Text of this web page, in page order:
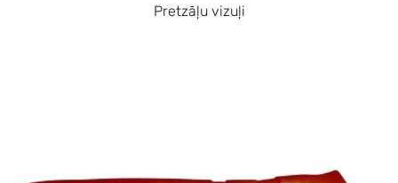
Pretzāļu vizuļi